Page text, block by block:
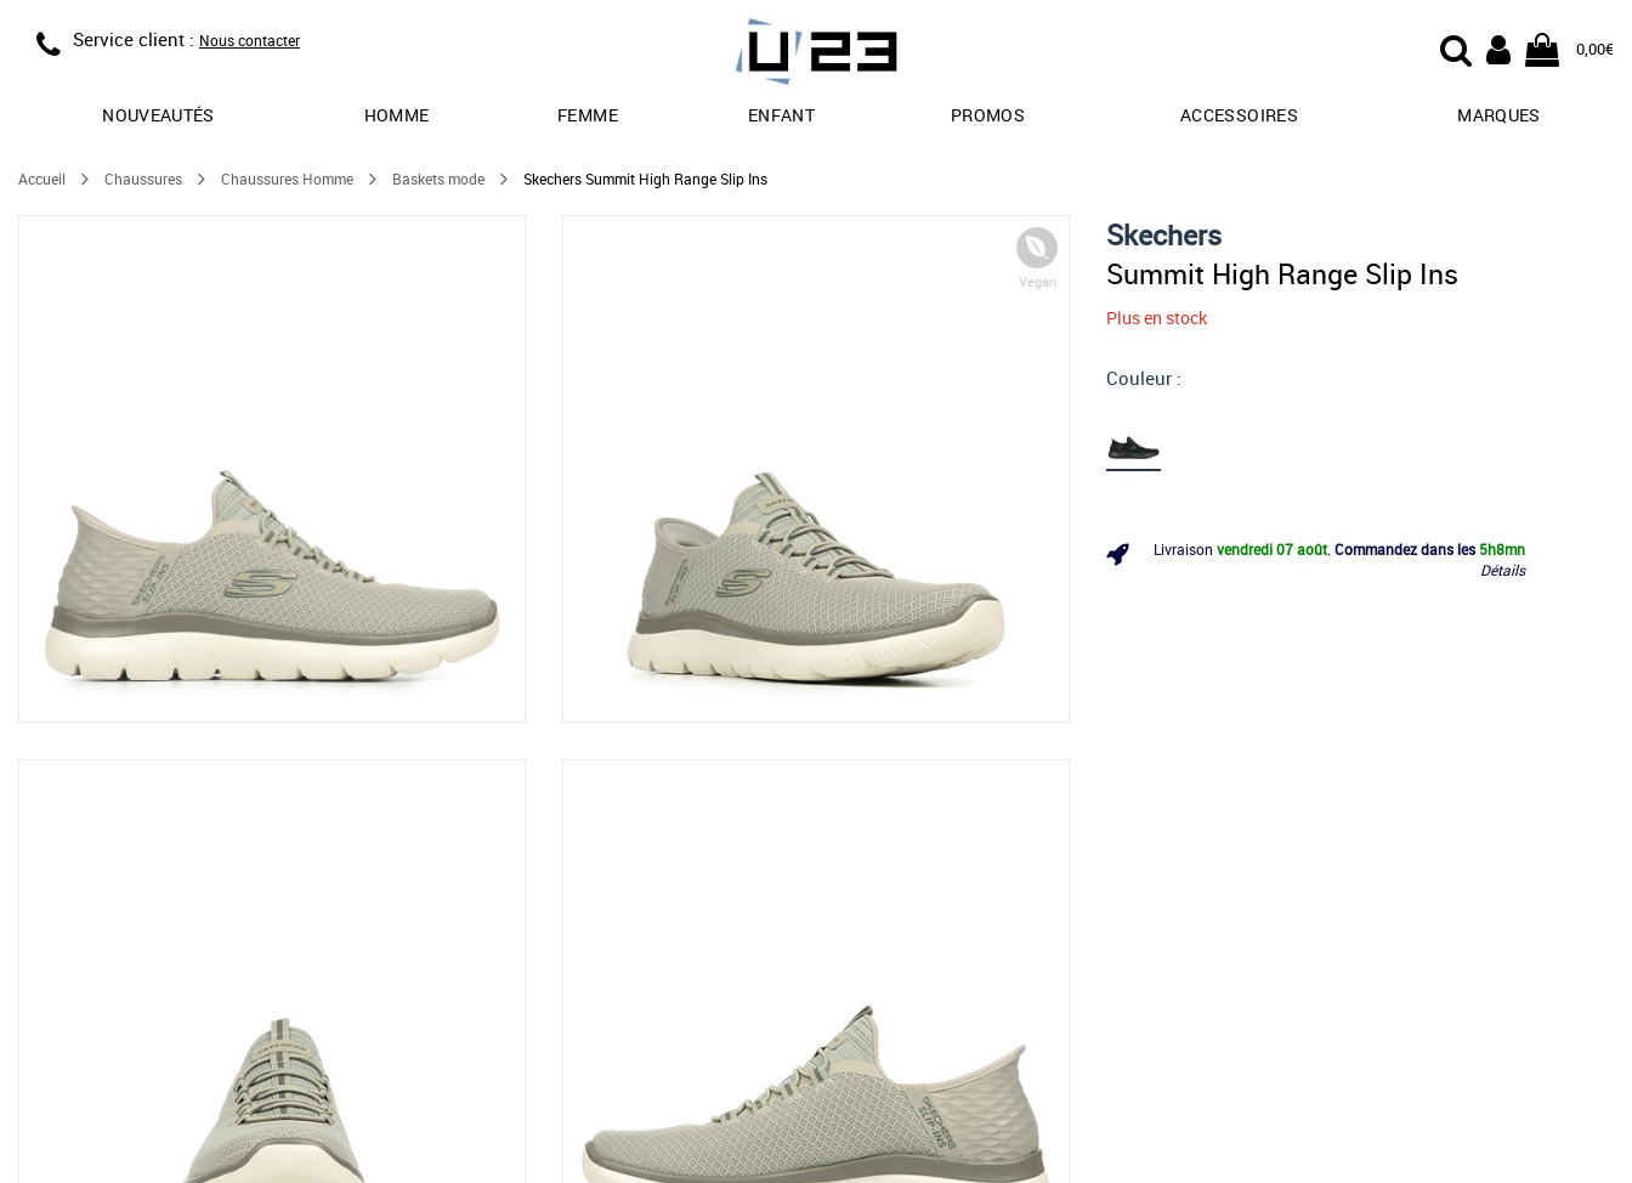
Service client : Nous contacter 0,00€
NOUVEAUTÉS HOMME FEMME ENFANT PROMOS ACCESSOIRES MARQUES
Accueil Chaussures Chaussures Homme Baskets mode Skechers Summit High Range Slip Ins
Vegan
Skechers
Summit High Range Slip Ins
Plus en stock
Couleur :
Livraison vendredi 07 août Commandez dans les 5h8mn
Détails